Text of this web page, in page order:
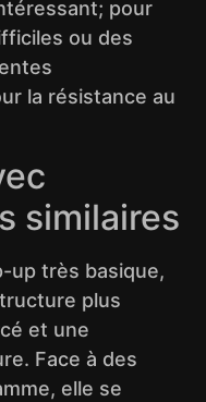
pour
ou des
la résistance au
similaires
up très basique,
plus
et une
Face à des
elle se